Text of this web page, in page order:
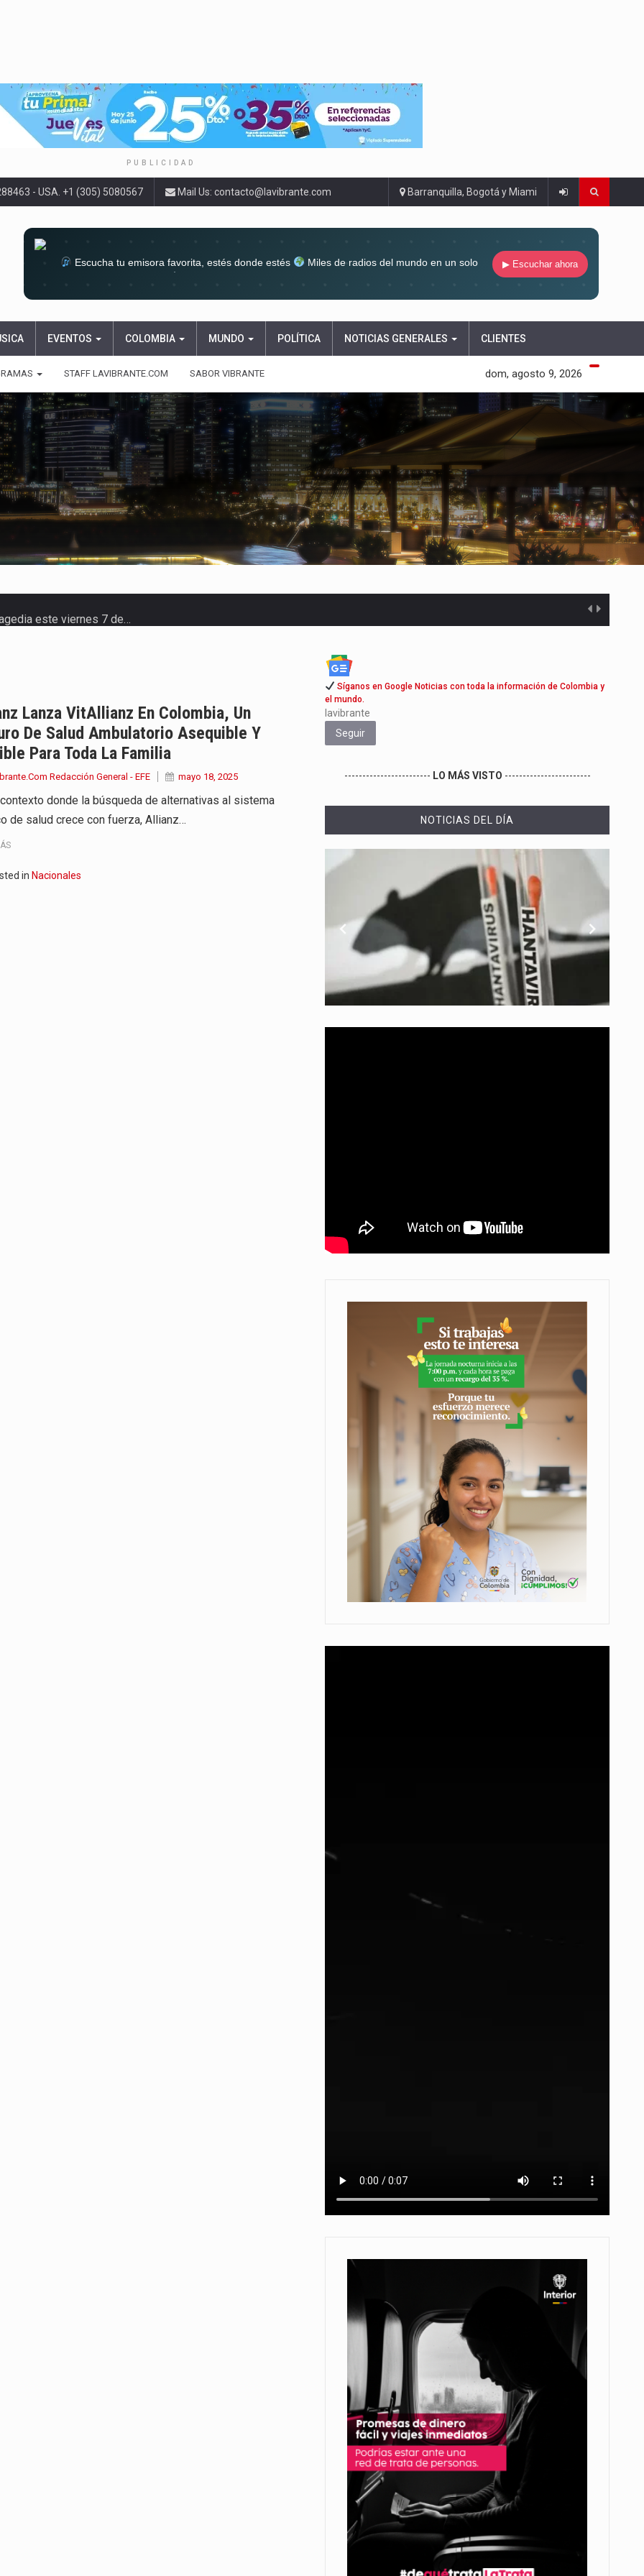
PUBLICIDAD
- USA. +1 (305) 5080567 Mail Us: contacto@lavibrante.com Barranquilla, Bogotá y Miami
Escucha tu emisora favorita, estés donde estés
Miles de radios del mundo en un solo
▶ Escuchar ahora
EVENTOS COLOMBIA MUNDO POLÍTICA NOTICIAS GENERALES CLIENTES
STAFF LAVIBRANTE.COM SABOR VIBRANTE dom, agosto 9, 2026
dejó claro que la…
viernes 7 de agosto…
la ceremonia de…
cumplieron los honores…
Espriella aseguró que durante…
de la Espriella,…
Gobierno con uno de…
Lanza VitAllianz En Colombia, Un
De Salud Ambulatorio Asequible Y
Para Toda La Familia
Redacción General - EFE mayo 18, 2025
contexto donde la búsqueda de alternativas al sistema
de salud crece con fuerza, Allianz…
in Nacionales
Síganos en Google Noticias con toda la información de Colombia y
el mundo.
lavibrante
Seguir
------------------------ LO MÁS VISTO ------------------------
NOTICIAS DEL DÍA